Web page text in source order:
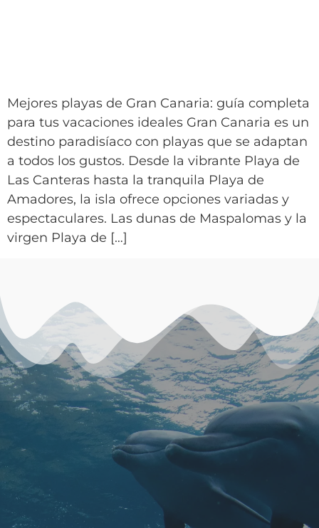
Mejores playas de Gran Canaria: guía completa
para tus vacaciones ideales Gran Canaria es un
destino paradisíaco con playas que se adaptan
a todos los gustos. Desde la vibrante Playa de
Las Canteras hasta la tranquila Playa de
Amadores, la isla ofrece opciones variadas y
espectaculares. Las dunas de Maspalomas y la
virgen Playa de […]